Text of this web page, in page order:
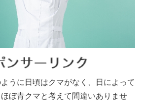
うに日頃はクマがなく、日によって
ぼ青クマと考えて間違いありませ